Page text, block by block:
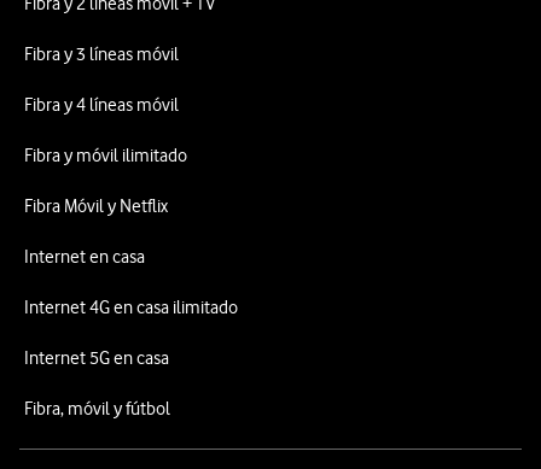
Fibra y 3 líneas móvil
Fibra y 4 líneas móvil
Fibra y móvil ilimitado
Fibra Móvil y Netflix
Internet en casa
Internet 4G en casa ilimitado
Internet 5G en casa
Fibra, móvil y fútbol